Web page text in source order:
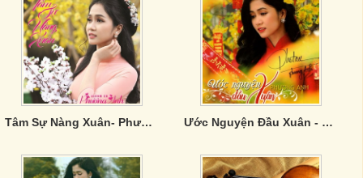
Tâm Sự Nàng Xuân- Phương Anh Ước Nguyện Đầu Xuân - Phương Anh